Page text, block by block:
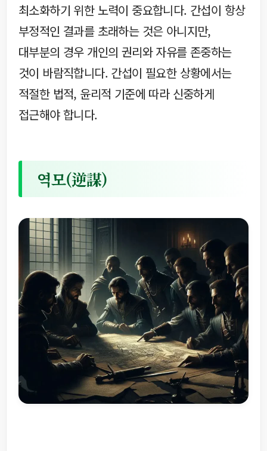
최소화하기 위한 노력이 중요합니다. 간섭이 항상
부정적인 결과를 초래하는 것은 아니지만,
대부분의 경우 개인의 권리와 자유를 존중하는
것이 바람직합니다. 간섭이 필요한 상황에서는
적절한 법적, 윤리적 기준에 따라 신중하게
접근해야 합니다.
역모(逆謀)